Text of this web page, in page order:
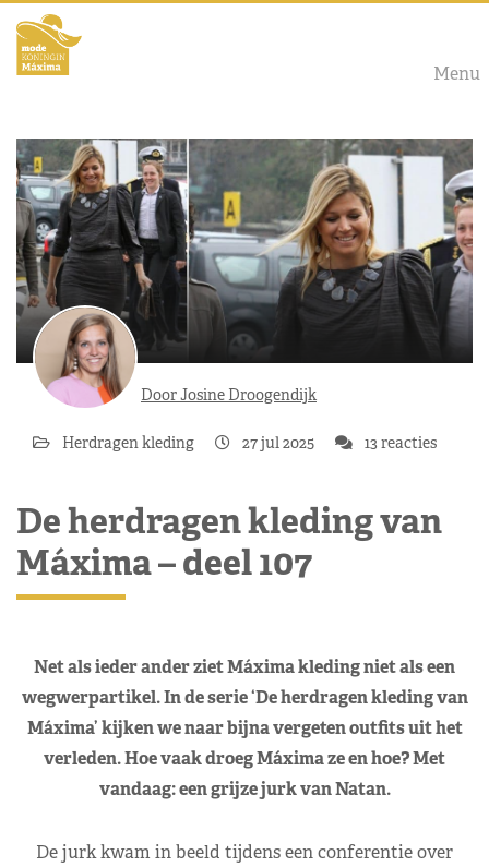
Menu
Door Josine Droogendijk
Herdragen kleding 27 jul 2025 13 reacties
De herdragen kleding van
Máxima – deel 107
Net als ieder ander ziet Máxima kleding niet als een
wegwerpartikel. In de serie ‘De herdragen kleding van
Máxima’ kijken we naar bijna vergeten outfits uit het
verleden. Hoe vaak droeg Máxima ze en hoe? Met
vandaag: een grijze jurk van Natan.
De jurk kwam in beeld tijdens een conferentie over